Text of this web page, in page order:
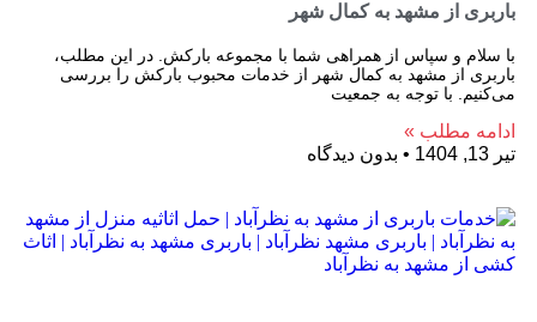
باربری از مشهد به کمال شهر
با سلام و سپاس از همراهی شما با مجموعه بارکش. در این مطلب،
باربری از مشهد به کمال شهر از خدمات محبوب بارکش را بررسی
می‌کنیم. با توجه به جمعیت
ادامه مطلب »
تیر 13, 1404
بدون دیدگاه